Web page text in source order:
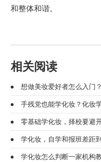
和整体和谐。
相关阅读
想做美妆爱好者怎么入门
手残党也能学化妆？化妆
零基础学化妆，择校要避
学化妆，自学和报班差距
学化妆怎么判断一家机构